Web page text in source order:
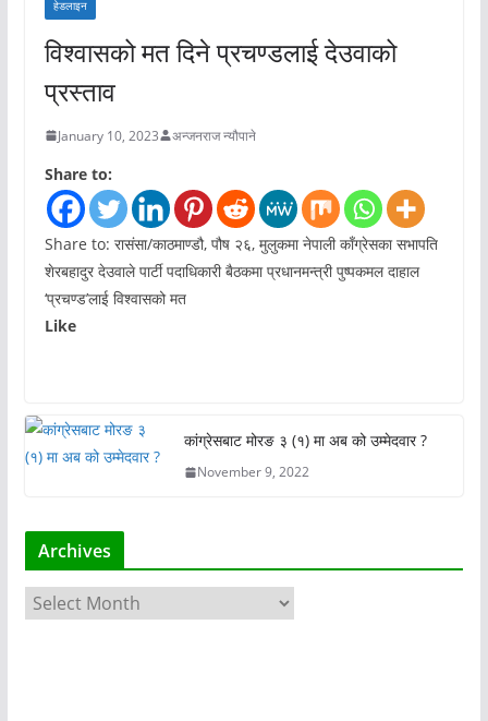
हेडलाइन
विश्वासको मत दिने प्रचण्डलाई देउवाको
प्रस्ताव
January 10, 2023 अन्जनराज न्यौपाने
Share to:
Share to: रासंसा/काठमाण्डौ, पौष २६, मुलुकमा नेपाली काँग्रेसका सभापति
शेरबहादुर देउवाले पार्टी पदाधिकारी बैठकमा प्रधानमन्त्री पुष्पकमल दाहाल
‘प्रचण्ड’लाई विश्वासको मत
Like
कांग्रेसबाट मोरङ ३ (१) मा अब को उम्मेदवार ?
November 9, 2022
Archives